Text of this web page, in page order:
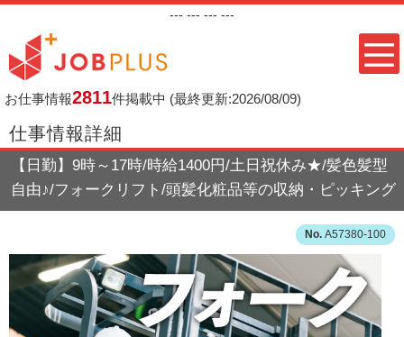
--- --- --- ---
お仕事情報2811件掲載中 (最終更新:2026/08/09)
仕事情報詳細
【日勤】9時～17時/時給1400円/土日祝休み★/髪色髪型
自由♪/フォークリフト/頭髪化粧品等の収納・ピッキング
A57380-100